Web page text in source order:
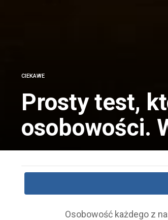
CIEKAWE
Prosty test,
osobowości.
Osobowość każdego z